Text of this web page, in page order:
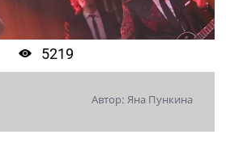
5219
Автор: Яна Пункина